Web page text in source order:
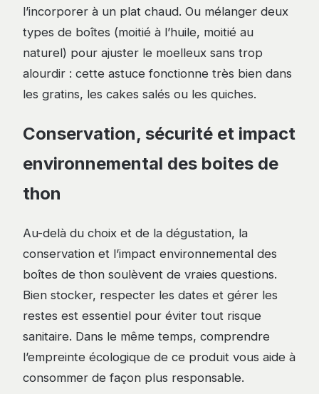
l’incorporer à un plat chaud. Ou mélanger deux
types de boîtes (moitié à l’huile, moitié au
naturel) pour ajuster le moelleux sans trop
alourdir : cette astuce fonctionne très bien dans
les gratins, les cakes salés ou les quiches.
Conservation, sécurité et impact
environnemental des boites de
thon
Au-delà du choix et de la dégustation, la
conservation et l’impact environnemental des
boîtes de thon soulèvent de vraies questions.
Bien stocker, respecter les dates et gérer les
restes est essentiel pour éviter tout risque
sanitaire. Dans le même temps, comprendre
l’empreinte écologique de ce produit vous aide à
consommer de façon plus responsable.